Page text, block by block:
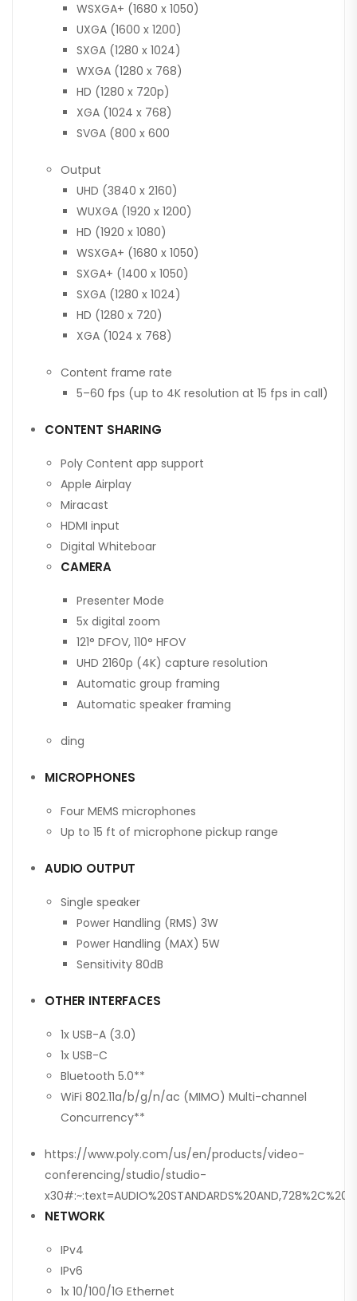
WSXGA+ (1680 x 1050)
UXGA (1600 x 1200)
SXGA (1280 x 1024)
WXGA (1280 x 768)
HD (1280 x 720p)
XGA (1024 x 768)
SVGA (800 x 600
Output
UHD (3840 x 2160)
WUXGA (1920 x 1200)
HD (1920 x 1080)
WSXGA+ (1680 x 1050)
SXGA+ (1400 x 1050)
SXGA (1280 x 1024)
HD (1280 x 720)
XGA (1024 x 768)
Content frame rate
5–60 fps (up to 4K resolution at 15 fps in call)
CONTENT SHARING
Poly Content app support
Apple Airplay
Miracast
HDMI input
Digital Whiteboar
CAMERA
Presenter Mode
5x digital zoom
121° DFOV, 110° HFOV
UHD 2160p (4K) capture resolution
Automatic group framing
Automatic speaker framing
ding
MICROPHONES
Four MEMS microphones
Up to 15 ft of microphone pickup range
AUDIO OUTPUT
Single speaker
Power Handling (RMS) 3W
Power Handling (MAX) 5W
Sensitivity 80dB
OTHER INTERFACES
1x USB-A (3.0)
1x USB-C
Bluetooth 5.0**
WiFi 802.11a/b/g/n/ac (MIMO) Multi-channel
Concurrency**
https://www.poly.com/us/en/products/video-
conferencing/studio/studio-
NETWORK
IPv4
IPv6
1x 10/100/1G Ethernet